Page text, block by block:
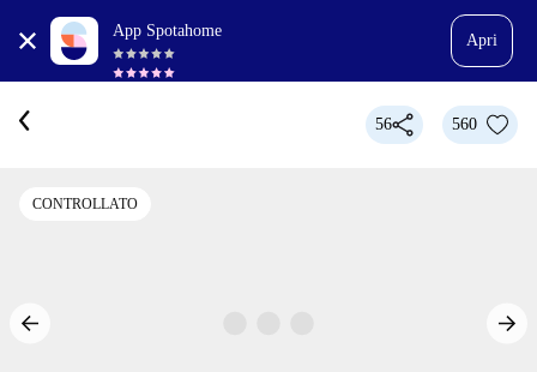
App Spotahome
Apri
56 560
CONTROLLATO